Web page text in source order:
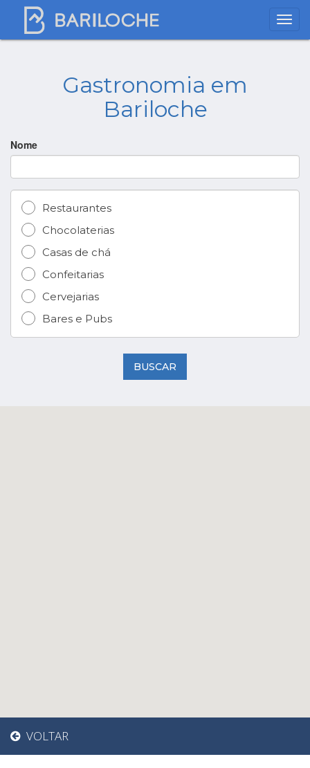
Gastronomia em
Bariloche
Nome
Restaurantes
Chocolaterias
Casas de chá
Confeitarias
Cervejarias
Bares e Pubs
BUSCAR
VOLTAR